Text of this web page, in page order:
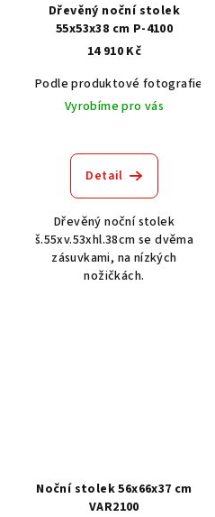
Akát vintage BT1551
Dub světlý
Dřevěný noční stolek
55x53x38 cm P-4100
14 910 Kč
Podle produktové fotografie
Vyrobíme pro vás
Detail
Dřevěný noční stolek
š.55xv.53xhl.38cm se dvěma
zásuvkami, na nízkých
nožičkách.
Noční stolek 56x66x37 cm
VAR2100